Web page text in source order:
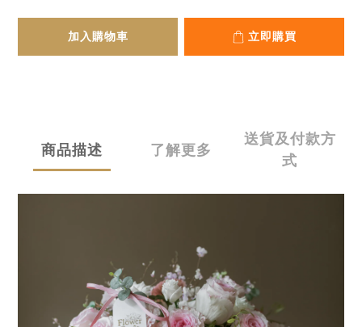
加入購物車 立即購買
商品描述 了解更多
送貨及付款方
式